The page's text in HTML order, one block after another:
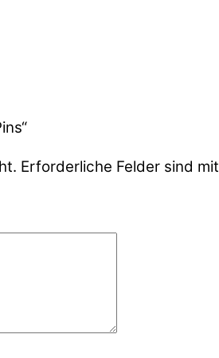
Erforderliche Felder sind mit